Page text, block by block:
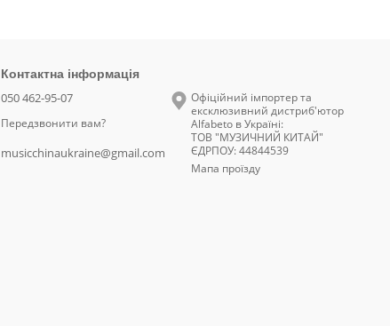
Контактна інформація
050 462-95-07
Передзвонити вам?
musicchinaukraine@gmail.com
Офіційний імпортер та
ексклюзивний дистриб'ютор
Alfabeto в Україні:
ТОВ "МУЗИЧНИЙ КИТАЙ"
ЄДРПОУ: 44844539
Мапа проїзду